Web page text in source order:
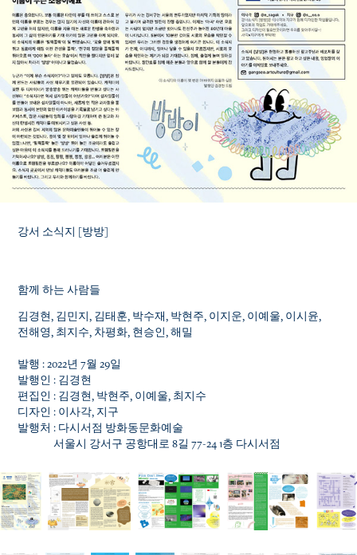
강서 소식지 [방방]
함께 하는 사람들
김경현, 김민지, 김태훈, 박수재, 박현주, 이지운, 이예울, 이시윤,
전해영, 최지수, 차평화, 현승인, 해밀
발행 : 2022년 7월 29일
발행인 : 김경현
편집인 : 김경현, 박현주, 이예울, 최지수
디자인 : 이사각, 지구
발행처 : 다시서점 방화동문화예술
서울시 강서구 공항대로 8길 77-24 1층 다시서점